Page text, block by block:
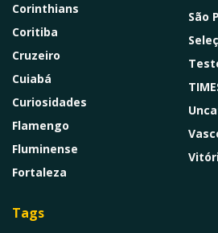
Corinthians
Coritiba
Cruzeiro
Cuiabá
Curiosidades
Flamengo
Fluminense
Fortaleza
São
Tags